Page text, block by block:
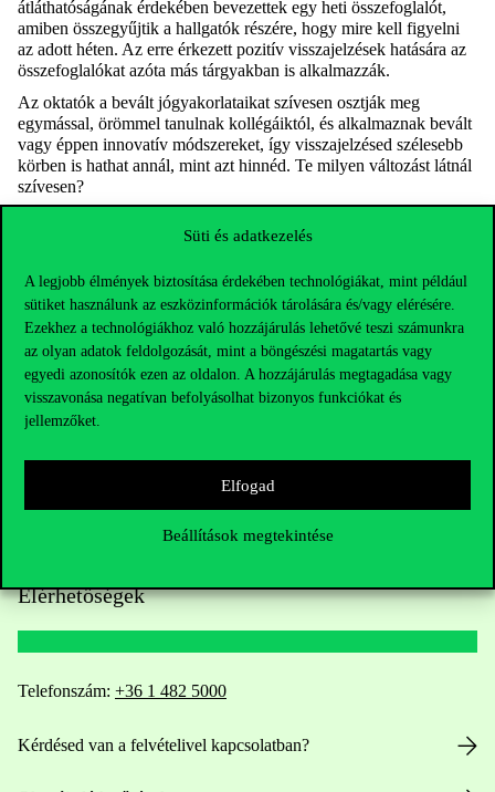
Süti és adatkezelés
A legjobb élmények biztosítása érdekében technológiákat, mint például
sütiket használunk az eszközinformációk tárolására és/vagy elérésére.
Ezekhez a technológiákhoz való hozzájárulás lehetővé teszi számunkra
az olyan adatok feldolgozását, mint a böngészési magatartás vagy
egyedi azonosítók ezen az oldalon. A hozzájárulás megtagadása vagy
visszavonása negatívan befolyásolhat bizonyos funkciókat és
jellemzőket.
Elfogad
Beállítások megtekintése
átláthatóságának érdekében bevezettek egy heti összefoglalót,
amiben összegyűjtik a hallgatók részére, hogy mire kell figyelni
az adott héten. Az erre érkezett pozitív visszajelzések hatására az
összefoglalókat azóta más tárgyakban is alkalmazzák.
Az oktatók a bevált jógyakorlataikat szívesen osztják meg
egymással, örömmel tanulnak kollégáiktól, és alkalmaznak bevált
vagy éppen innovatív módszereket, így visszajelzésed szélesebb
körben is hathat annál, mint azt hinnéd. Te milyen változást látnál
szívesen?
Elérhetőségek
Telefonszám: +36 1 482 5000
Kérdésed van a felvételivel kapcsolatban?